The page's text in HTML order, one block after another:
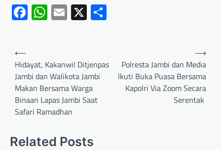
Facebook
WhatsApp
Email
X
⟵
Hidayat, Kakanwil Ditjenpas
Jambi dan Walikota Jambi
Makan Bersama Warga
Binaan Lapas Jambi Saat
Safari Ramadhan
Polresta Jambi dan Media
Ikuti Buka Puasa Bersama
Kapolri Via Zoom Secara
Serentak
⟶
Related Posts